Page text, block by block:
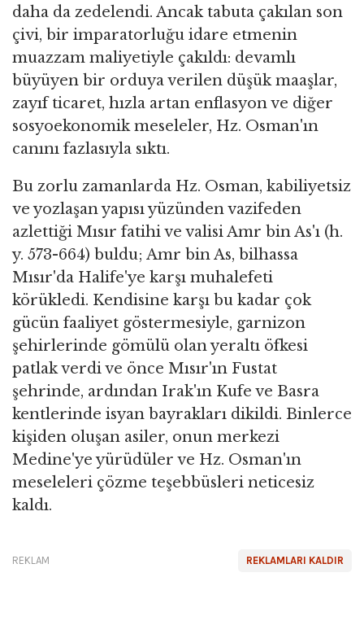
daha da zedelendi. Ancak tabuta çakılan son
çivi, bir imparatorluğu idare etmenin
muazzam maliyetiyle çakıldı: devamlı
büyüyen bir orduya verilen düşük maaşlar,
zayıf ticaret, hızla artan enflasyon ve diğer
sosyoekonomik meseleler, Hz. Osman'ın
canını fazlasıyla sıktı.
Bu zorlu zamanlarda Hz. Osman, kabiliyetsiz
ve yozlaşan yapısı yüzünden vazifeden
azlettiği Mısır fatihi ve valisi Amr bin As'ı (h.
y. 573-664) buldu; Amr bin As, bilhassa
Mısır'da Halife'ye karşı muhalefeti
körükledi. Kendisine karşı bu kadar çok
gücün faaliyet göstermesiyle, garnizon
şehirlerinde gömülü olan yeraltı öfkesi
patlak verdi ve önce Mısır'ın Fustat
şehrinde, ardından Irak'ın Kufe ve Basra
kentlerinde isyan bayrakları dikildi. Binlerce
kişiden oluşan asiler, onun merkezi
Medine'ye yürüdüler ve Hz. Osman'ın
meseleleri çözme teşebbüsleri neticesiz
kaldı.
REKLAMLARI KALDIR
REKLAM